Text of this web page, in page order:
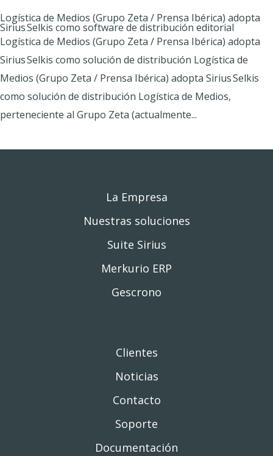
Logística de Medios (Grupo Zeta / Prensa Ibérica) adopta
Sirius Selkis como software de distribución editorial
Logística de Medios (Grupo Zeta / Prensa Ibérica) adopta
Sirius Selkis como solución de distribución Logística de
Medios (Grupo Zeta / Prensa Ibérica) adopta Sirius Selkis
como solución de distribución Logística de Medios,
perteneciente al Grupo Zeta (actualmente...
La Empresa
Nuestras soluciones
Suite Sirius
Merkurio ERP
Gescrono
Clientes
Noticias
Contacto
Soporte
Documentación